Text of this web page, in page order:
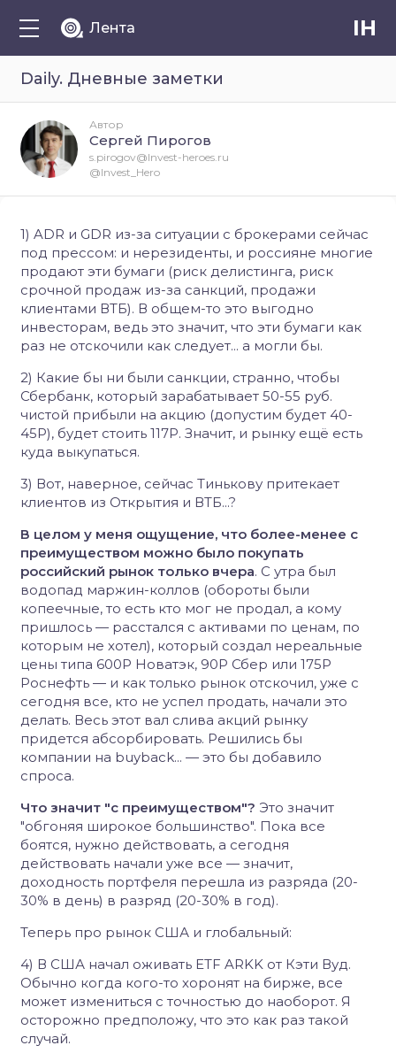
Лента IH
Daily. Дневные заметки
1) ADR и GDR из-за ситуации с брокерами сейчас
под прессом: и нерезиденты, и россияне многие
продают эти бумаги (риск делистинга, риск
срочной продаж из-за санкций, продажи
клиентами ВТБ). В общем-то это выгодно
инвесторам, ведь это значит, что эти бумаги как
раз не отскочили как следует... а могли бы.
2) Какие бы ни были санкции, странно, чтобы
Сбербанк, который зарабатывает 50-55 руб.
чистой прибыли на акцию (допустим будет 40-
45Р), будет стоить 117Р. Значит, и рынку ещё есть
куда выкупаться.
3) Вот, наверное, сейчас Тинькову притекает
клиентов из Открытия и ВТБ...?
В целом у меня ощущение, что более-менее с
преимуществом можно было покупать
российский рынок только вчера. С утра был
водопад маржин-коллов (обороты были
копеечные, то есть кто мог не продал, а кому
пришлось — расстался с активами по ценам, по
которым не хотел), который создал нереальные
цены типа 600Р Новатэк, 90Р Сбер или 175Р
Роснефть — и как только рынок отскочил, уже с
сегодня все, кто не успел продать, начали это
делать. Весь этот вал слива акций рынку
придется абсорбировать. Решились бы
компании на buyback... — это бы добавило
спроса.
Что значит "с преимуществом"? Это значит
"обгоняя широкое большинство". Пока все
боятся, нужно действовать, а сегодня
действовать начали уже все — значит,
доходность портфеля перешла из разряда (20-
30% в день) в разряд (20-30% в год).
Теперь про рынок США и глобальный:
4) В США начал оживать ETF ARKK от Кэти Вуд.
Обычно когда кого-то хоронят на бирже, все
может измениться с точностью до наоборот. Я
осторожно предположу, что это как раз такой
случай.
Автор
Сергей Пирогов
s.pirogov@Invest-heroes.ru
@Invest_Hero